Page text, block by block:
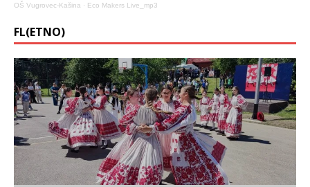
OŠ Vugrovec-Kašina · Eco Makers Live_mp3
FL(ETNO)